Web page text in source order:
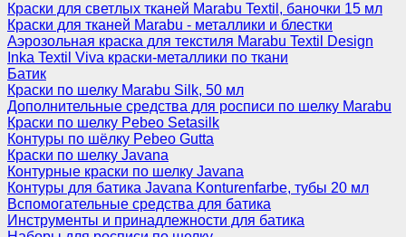
Краски для светлых тканей Marabu Textil, баночки 15 мл
Краски для тканей Marabu - металлики и блестки
Аэрозольная краска для текстиля Marabu Textil Design
Inka Textil Viva краски-металлики по ткани
Батик
Краски по шелку Marabu Silk, 50 мл
Дополнительные средства для росписи по шелку Marabu
Краски по шелку Pebeo Setasilk
Контуры по шёлку Pebeo Gutta
Краски по шелку Javana
Контурные краски по шелку Javana
Контуры для батика Javana Konturenfarbe, тубы 20 мл
Вспомогательные средства для батика
Инструменты и принадлежности для батика